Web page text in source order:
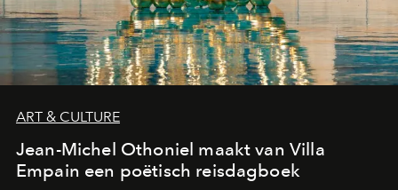
ART & CULTURE
Jean-Michel Othoniel maakt van Villa
Empain een poëtisch reisdagboek